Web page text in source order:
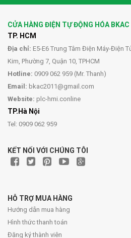
CỬA HÀNG ĐIỆN TỰ ĐỘNG HÓA BKAC
TP. HCM
Địa chỉ: E5-E6 Trung Tâm Điện Máy-Điện
Kim, Phường 7, Quận 10, TPHCM
Hotline: 0909 062 959 (Mr. Thanh)
Email: bkac2011@gmail.com
Website: plc-hmi.conline
TP.Hà Nội
Tel: 0909 062 959
KẾT NỐI VỚI CHÚNG TÔI
HỖ TRỢ MUA HÀNG
Hướng dẫn mua hàng
Hình thức thanh toán
Đăng ký thành viên